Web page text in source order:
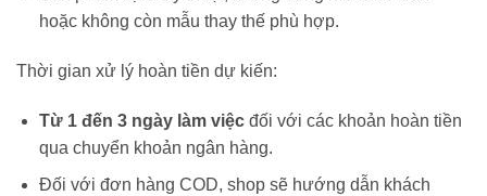
hoặc không còn mẫu thay thế phù hợp.
Thời gian xử lý hoàn tiền dự kiến:
Từ 1 đến 3 ngày làm việcđối với các khoản hoàn tiền
qua chuyển khoản ngân hàng.
Đối với đơn hàng COD, shop sẽ hướng dẫn khách